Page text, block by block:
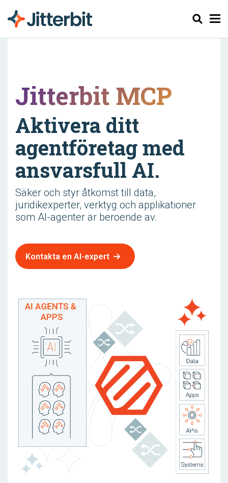
Sök
Jitterbit MCP
Aktivera ditt
agentföretag med
ansvarsfull AI.
Säker och styr åtkomst till data,
juridikexperter, verktyg och applikationer
som AI-agenter är beroende av.
Kontakta en AI-expert